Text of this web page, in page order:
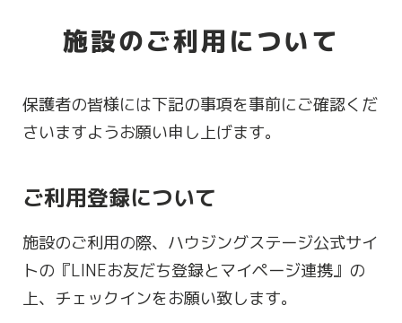
施設のご利用について
保護者の皆様には下記の事項を事前にご確認くだ
さいますようお願い申し上げます。
ご利用登録について
施設のご利用の際、ハウジングステージ公式サイ
トの『LINEお友だち登録とマイページ連携』の
上、チェックインをお願い致します。